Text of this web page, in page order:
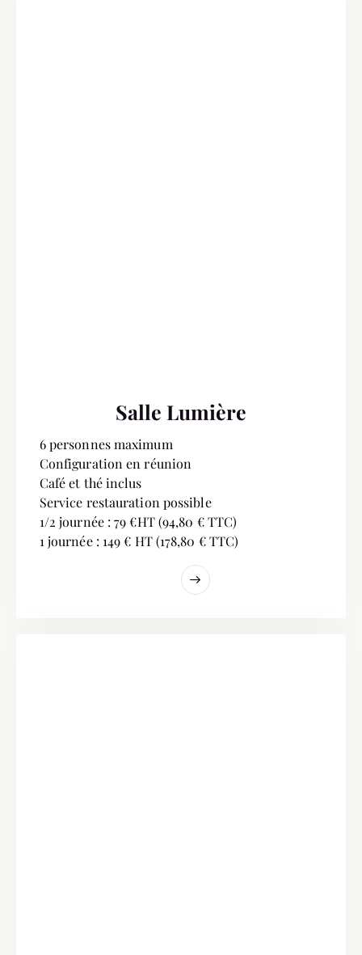
Salle Lumière
6 personnes maximum
Configuration en réunion
Café et thé inclus
Service restauration possible
1/2 journée : 79 €HT (94,80 € TTC)
1 journée : 149 € HT (178,80 € TTC)